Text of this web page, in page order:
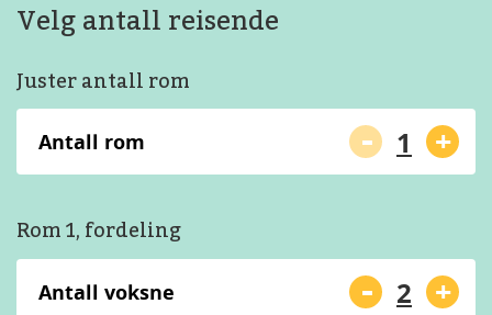
Velg antall reisende
Juster antall rom
Antall rom - +
Rom 1, fordeling
Antall voksne - +